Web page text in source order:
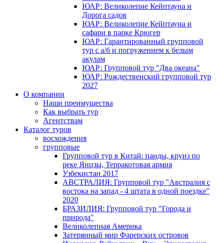
ЮАР: Великолепие Кейптауна и
Дорога садов
ЮАР: Великолепие Кейптауна и
сафари в парке Крюгер
ЮАР: Гарантированный групповой
тур с а/б и погружением к белым
акулам
ЮАР: Групповой тур "Два океана"
ЮАР: Рождественский групповой тур
2027
О компании
Наши преимущества
Как выбрать тур
Агентствам
Каталог туров
восхождения
групповые
Групповой тур в Китай: панды, круиз по
реке Янцзы, Терракотовая армия
Узбекистан 2017
АВСТРАЛИЯ: Групповой тур "Австралия с
востока на запад - 4 штата в одной поездке"
2020
БРАЗИЛИЯ: Групповой тур "Города и
природа"
Великолепная Америка
Затерянный мир Фарерских островов